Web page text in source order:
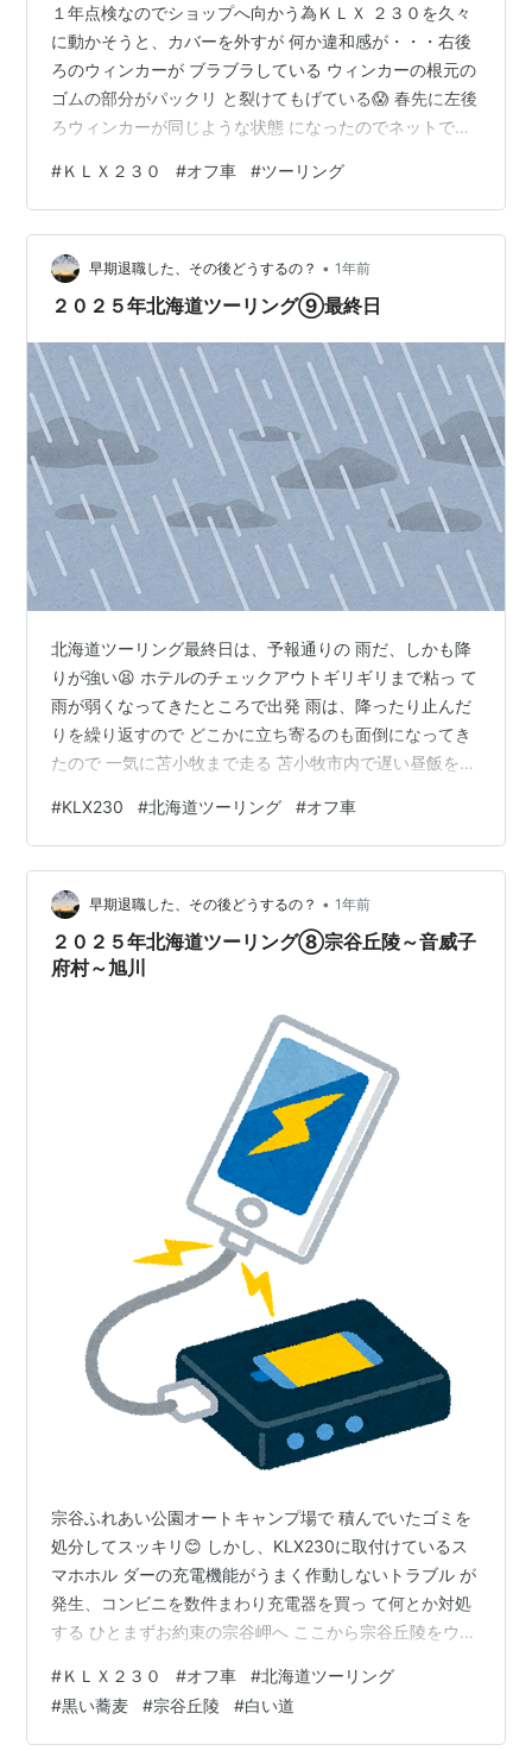
１年点検なのでショップへ向かう為ＫＬＸ ２３０を久々
に動かそうと、カバーを外すが 何か違和感が・・・右後
ろのウィンカーが ブラブラしている ウィンカーの根元の
ゴムの部分がパックリ と裂けてもげている😱 春先に左後
ろウィンカーが同じような状態 になったのでネットで純
のＫＬＸ２３０は２０２０年式、ゴム類 パーツが劣化す
るには早すぎると思うのだが ・・・とりあえず応急処置
念のためフロントウィンカーを確認すると 右側は、既に
亀裂が入っている状態😱 左側はまだ大丈夫か？ ショップ
に着いてウィンカーのことを話す と、何やらピンときた
#ＫＬＸ２３０ #オフ車 #ツーリング
早期退職した、その後どうするの？ • 1年前
２０２５年北海道ツーリング⑨最終日
北海道ツーリング最終日は、予報通りの 雨だ、しかも降
りが強い😫 ホテルのチェックアウトギリギリまで粘っ て
雨が弱くなってきたところで出発 雨は、降ったり止んだ
りを繰り返すので どこかに立ち寄るのも面倒になってき
たので 一気に苫小牧まで走る 苫小牧市内で遅い昼飯を食
業さったり😓 お店選びに迷っていると再び雨が降り始め
たので空いてるラーメン屋に飛び込んで雨宿 りする その
後は早めにフェリーターミナルへ ターミナル内のお店で
お土産を物色した りして時間をつぶした後、無事乗船 乗
船後の乾杯ビール いつも北海道ツーリングの終わりに
は、 旅の終わって…
#KLX230 #北海道ツーリング #オフ車
早期退職した、その後どうするの？ • 1年前
２０２５年北海道ツーリング⑧宗谷丘陵～音威子
府村～旭川
宗谷ふれあい公園オートキャンプ場で 積んでいたゴミを
処分してスッキリ😊 しかし、KLX230に取付けているス
マホホル ダーの充電機能がうまく作動しないトラブル が
発生、コンビニを数件まわり充電器を買っ て何とか対処
する ひとまずお約束の宗谷岬へ ここから宗谷丘陵をウロ
すこし小振りなプロペラだ この丘だけで何本あるんだ？
次は白い道へ、雲が多いのが残念 お腹が減ってきたので
樺太食堂へ まだ１１時前なので駐車場も空いている 注文
#ＫＬＸ２３０ #オフ車 #北海道ツーリング
#黒い蕎麦 #宗谷丘陵 #白い道